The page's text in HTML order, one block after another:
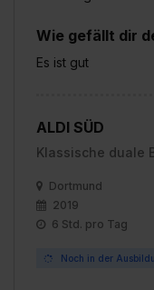
Wie gefällt dir
Es ist gut
ALDI SÜD
Klassische duale
Dortmund
2019
6 Std. pro Tag
Noch in der